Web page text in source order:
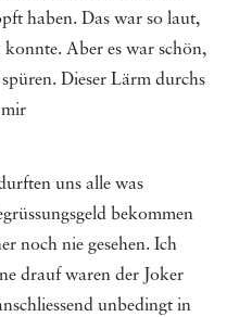
haben. Das war so laut,
Aber es war schön,
Dieser Lärm durchs
uns alle was
bekommen
noch nie gesehen. Ich
drauf waren der Joker
unbedingt in